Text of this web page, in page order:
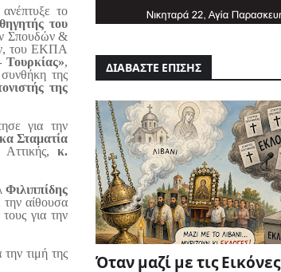
ανέπτυξε το
του
Σπουδών &
του ΕΚΠΑ
Τουρκίας»,
της
της
για την
κα Σταματία
κ.
την αίθουσα
για την
τιμή της
ΔΙΑΒΑΣΤΕ ΕΠΙΣΗΣ
Όταν μαζί με τις Εικόνες